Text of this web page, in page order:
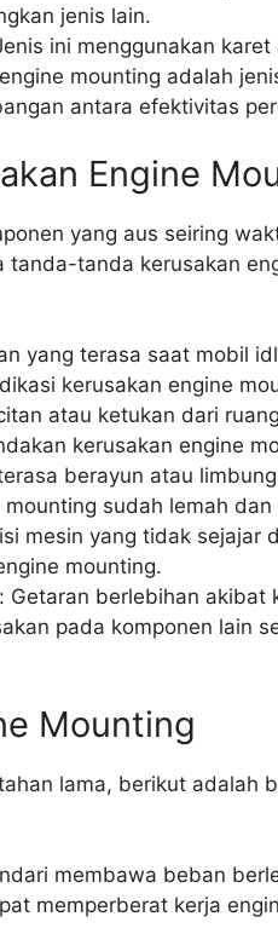
jenis lain.
ini menggunakan
mounting adalah
antara efektivitas
Engine
yang aus seiring
tanda kerusakan
yang terasa saat mobil
kerusakan engine
atau ketukan dari
kerusakan engine
berayun atau
sudah lemah dan
mesin yang tidak sejajar
mounting.
Getaran berlebihan akibat
pada komponen lain
Mounting
lama, berikut adalah
membawa beban
memperberat kerja